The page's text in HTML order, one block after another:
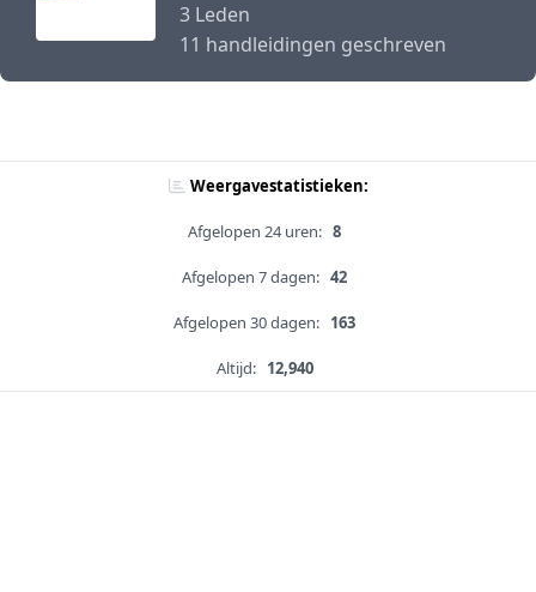
3 Leden
11 handleidingen geschreven
Weergavestatistieken:
Afgelopen 24 uren: 8
Afgelopen 7 dagen: 42
Afgelopen 30 dagen: 163
Altijd: 12,940